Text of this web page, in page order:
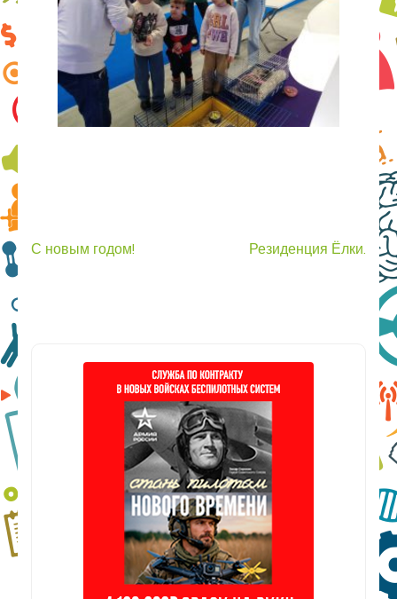
Навигация
С новым годом! Резиденция Ёлки.